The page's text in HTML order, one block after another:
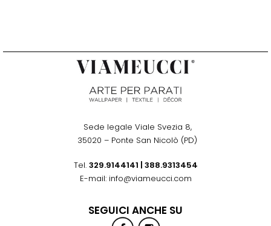
Sede legale Viale Svezia 8,
35020 – Ponte San Nicolò (PD)
Tel. 329.9144141 | 388.9313454
E-mail: info@viameucci.com
SEGUICI ANCHE SU